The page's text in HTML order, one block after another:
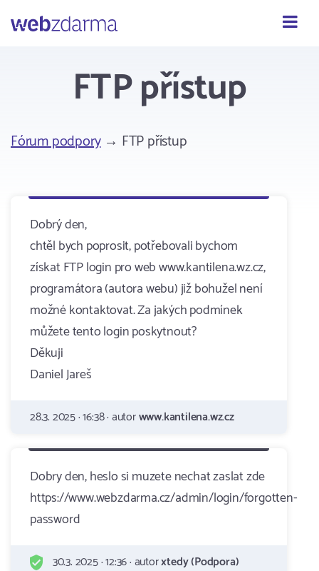
Webzdarma
FTP přístup
Fórum podpory→ FTP přístup
Dobrý den,
chtěl bych poprosit, potřebovali bychom
získat FTP login pro web www.kantilena.wz.cz,
programátora (autora webu) již bohužel není
možné kontaktovat. Za jakých podmínek
můžete tento login poskytnout?
Děkuji
Daniel Jareš
28.3. 2025 · 16:38 · autorwww.kantilena.wz.cz
Dobry den, heslo si muzete nechat zaslat zde
https://www.webzdarma.cz/admin/login/forgotten-
password
30.3. 2025 · 12:36 · autorxtedy (Podpora)